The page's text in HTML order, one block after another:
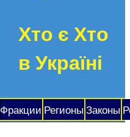
Хто є Хто
в Україні
Фракции Регионы Законы